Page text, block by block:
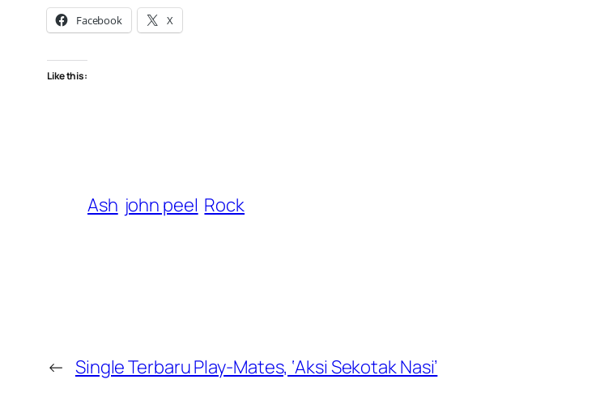
Facebook X
Like this:
Ash john peel Rock
← Single Terbaru Play-Mates, ‘Aksi Sekotak Nasi’